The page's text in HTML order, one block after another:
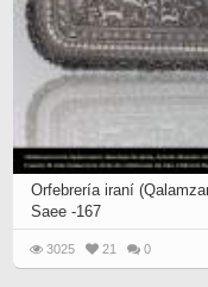
Orfebrería iraní
Saee -167
3025 21 0